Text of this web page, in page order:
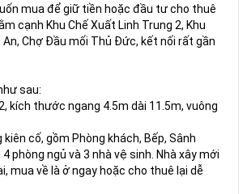
mua để giữ tiền hoặc đầu tư cho thuê
cạnh Khu Chế Xuất Linh Trung 2, Khu
An, Chợ Đầu mối Thủ Đức, kết nối rất gần
sau:
kích thước ngang 4.5m dài 11.5m, vuông
cố, gồm Phòng khách, Bếp, Sânh
phòng ngủ và 3 nhà vệ sinh. Nhà xây mới
mua về là ở ngay hoặc cho thuê lại dễ